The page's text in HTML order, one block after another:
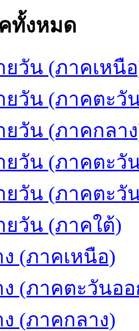
ทั้งหมด
ยวัน (ภาคเหนื
ยวัน (ภาคตะวั
ยวัน (ภาคกลา
ยวัน (ภาคตะวั
ยวัน (ภาคตะวั
ยวัน (ภาคใต้)
(ภาคเหนือ)
(ภาคตะวันออ
(ภาคกลาง)